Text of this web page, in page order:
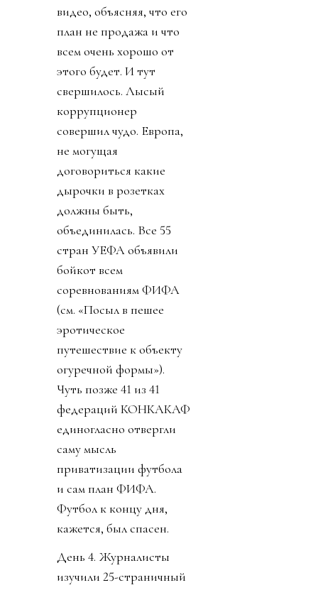
видео, объясняя, что его
план не продажа и что
всем очень хорошо от
этого будет. И тут
свершилось. Лысый
коррупционер
совершил чудо. Европа,
не могущая
договориться какие
дырочки в розетках
должны быть,
объединилась. Все 55
стран УЕФА объявили
бойкот всем
соревнованиям ФИФА
(см. «Посыл в пешее
эротическое
путешествие к объекту
огуречной формы»).
Чуть позже 41 из 41
федераций КОНКАКАФ
единогласно отвергли
саму мысль
приватизации футбола
и сам план ФИФА.
Футбол к концу дня,
кажется, был спасен.
День 4. Журналисты
изучили 25-страничный